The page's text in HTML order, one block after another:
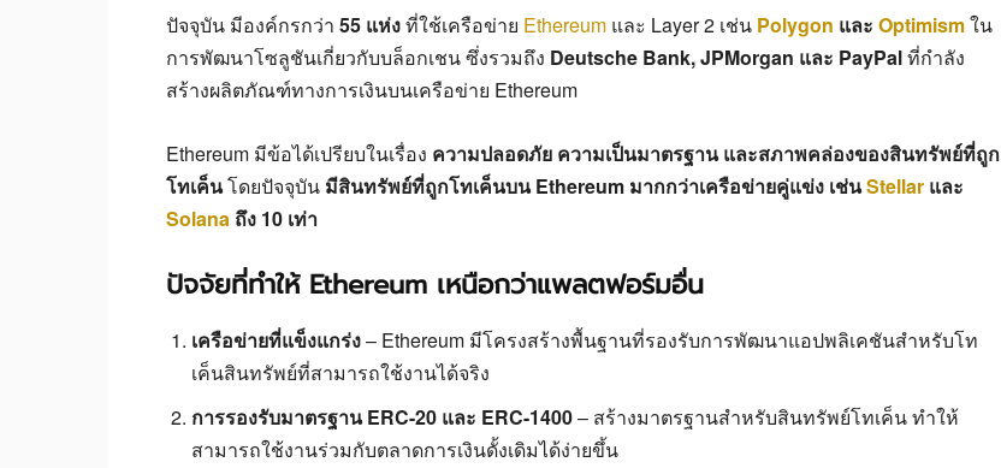
ปัจจุบัน มีองค์กรกว่า 55 แห่งที่ใช้เครือข่าย Ethereum และ Layer 2 เช่น Polygon และ Optimismใน
การพัฒนาโซลูชันเกี่ยวกับบล็อกเชน ซึ่งรวมถึง Deutsche Bank, JPMorgan และ PayPalที่กำลัง
สร้างผลิตภัณฑ์ทางการเงินบนเครือข่าย Ethereum
Ethereum มีข้อได้เปรียบในเรื่อง ความปลอดภัย ความเป็นมาตรฐาน และสภาพคล่องของสินทรัพย์ที่ถูก
โทเค็นโดยปัจจุบัน มีสินทรัพย์ที่ถูกโทเค็นบน Ethereum มากกว่าเครือข่ายคู่แข่ง เช่นStellar และ
Solana ถึง 10 เท่า
ปัจจัยที่ทำให้ Ethereum เหนือกว่าแพลตฟอร์มอื่น
เครือข่ายที่แข็งแกร่ง– Ethereum มีโครงสร้างพื้นฐานที่รองรับการพัฒนาแอปพลิเคชันสำหรับโท
เค็นสินทรัพย์ที่สามารถใช้งานได้จริง
การรองรับมาตรฐาน ERC-20 และ ERC-1400– สร้างมาตรฐานสำหรับสินทรัพย์โทเค็น ทำให้
สามารถใช้งานร่วมกับตลาดการเงินดั้งเดิมได้ง่ายขึ้น